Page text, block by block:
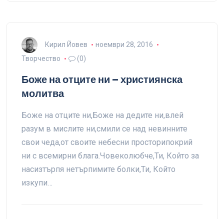
Кирил Йовев
ноември 28, 2016
Творчество
(0)
Боже на отците ни – християнска
молитва
Боже на отците ни,Боже на дедите ни,влей
разум в мислите ни,смили се над невинните
свои чеда,от своите небесни просторипокрий
ни с всемирни блага.Човеколюбче,Ти, Който за
насизтърпя нетърпимите болки,Ти, Който
изкупи…